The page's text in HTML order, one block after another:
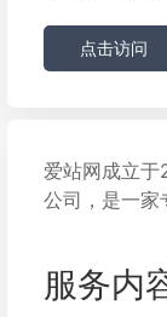
点击访问
爱站网成立
公司，是一家
服务内